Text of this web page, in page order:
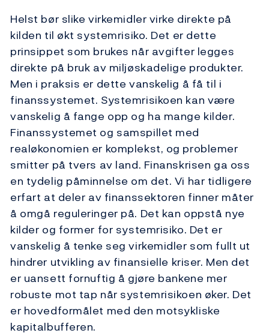
Helst bør slike virkemidler virke direkte på
kilden til økt systemrisiko. Det er dette
prinsippet som brukes når avgifter legges
direkte på bruk av miljøskadelige produkter.
Men i praksis er dette vanskelig å få til i
finanssystemet. Systemrisikoen kan være
vanskelig å fange opp og ha mange kilder.
Finanssystemet og samspillet med
realøkonomien er komplekst, og problemer
smitter på tvers av land. Finanskrisen ga oss
en tydelig påminnelse om det. Vi har tidligere
erfart at deler av finanssektoren finner måter
å omgå reguleringer på. Det kan oppstå nye
kilder og former for systemrisiko. Det er
vanskelig å tenke seg virkemidler som fullt ut
hindrer utvikling av finansielle kriser. Men det
er uansett fornuftig å gjøre bankene mer
robuste mot tap når systemrisikoen øker. Det
er hovedformålet med den motsykliske
kapitalbufferen.